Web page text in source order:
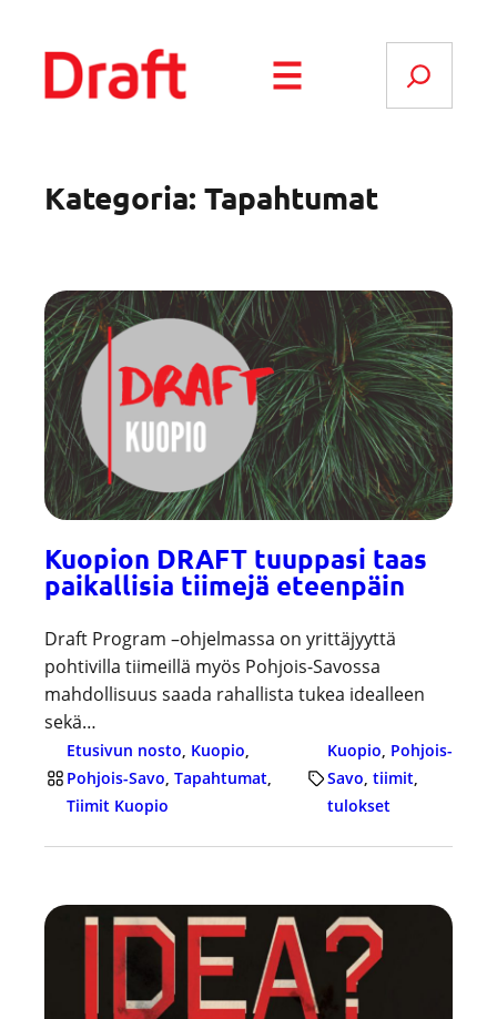
sisältöön
Kategoria: Tapahtumat
Kuopion DRAFT tuuppasi taas
paikallisia tiimejä eteenpäin
Draft Program –ohjelmassa on yrittäjyyttä
pohtivilla tiimeillä myös Pohjois-Savossa
mahdollisuus saada rahallista tukea idealleen
sekä…
Etusivun nosto, Kuopio
Pohjois-Savo, Tapahtumat
Tiimit Kuopio
Kuopio, Pohjois-
Savo, tiimit
tulokset